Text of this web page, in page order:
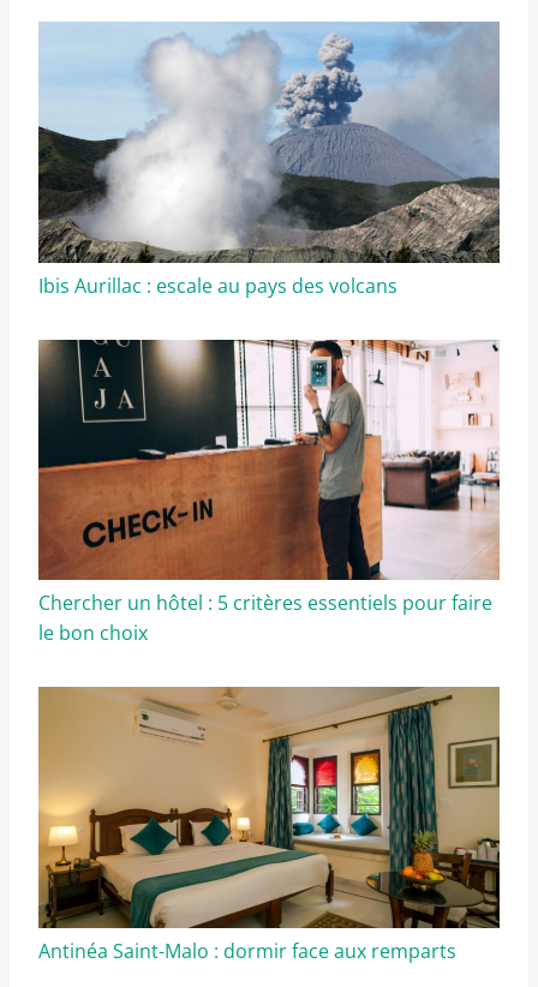
Ibis Aurillac : escale au pays des volcans
Chercher un hôtel : 5 critères essentiels pour faire
le bon choix
Antinéa Saint-Malo : dormir face aux remparts